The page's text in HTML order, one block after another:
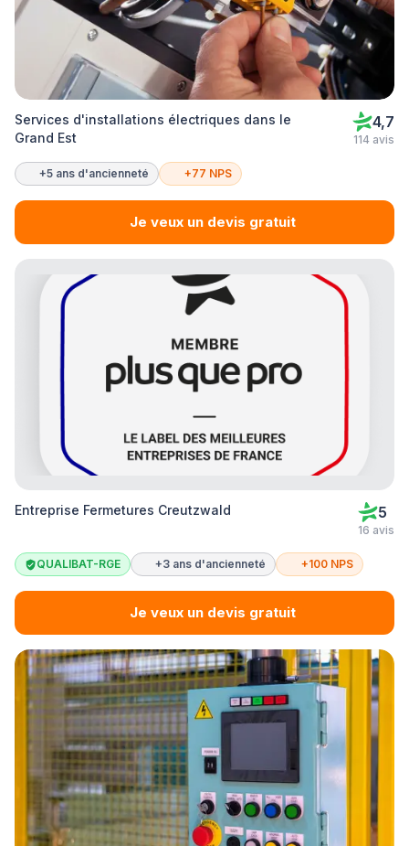
Services d'installations électriques dans le
Grand Est
4,7
114 avis
+5 ans d'ancienneté +77 NPS
Je veux un devis gratuit
Entreprise Fermetures Creutzwald 5
16 avis
QUALIBAT-RGE +3 ans d'ancienneté +100 NPS
Je veux un devis gratuit